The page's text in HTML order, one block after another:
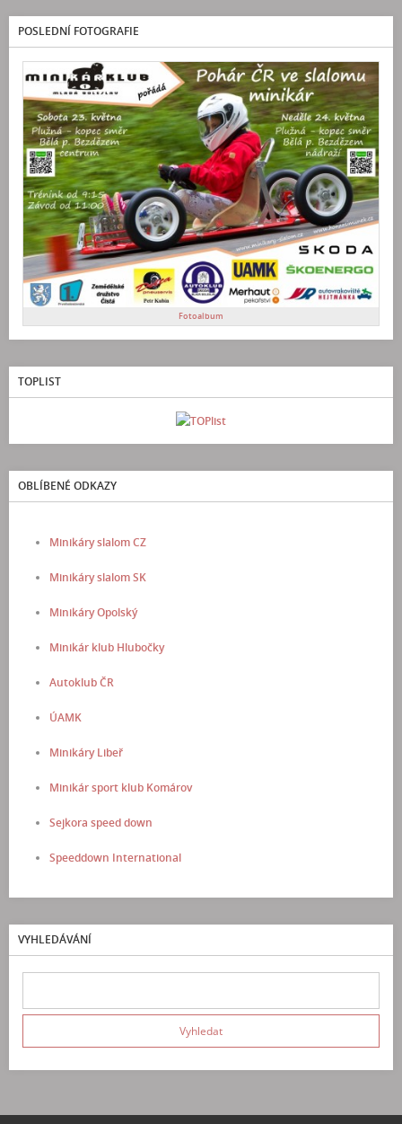
POSLEDNÍ FOTOGRAFIE
Fotoalbum
TOPLIST
OBLÍBENÉ ODKAZY
Minikáry slalom CZ
Minikáry slalom SK
Minikáry Opolský
Minikár klub Hlubočky
Autoklub ČR
ÚAMK
Minikáry Libeř
Minikár sport klub Komárov
Sejkora speed down
Speeddown International
VYHLEDÁVÁNÍ